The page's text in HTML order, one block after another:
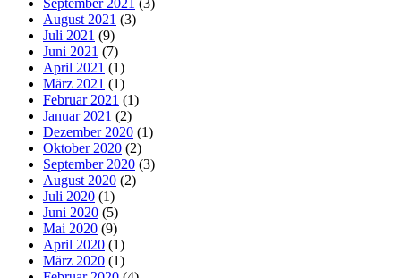
August 2021 (3)
Juli 2021 (9)
Juni 2021 (7)
April 2021 (1)
März 2021 (1)
Februar 2021 (1)
Januar 2021 (2)
Dezember 2020 (1)
Oktober 2020 (2)
September 2020 (3)
August 2020 (2)
Juli 2020 (1)
Juni 2020 (5)
Mai 2020 (9)
April 2020 (1)
März 2020 (1)